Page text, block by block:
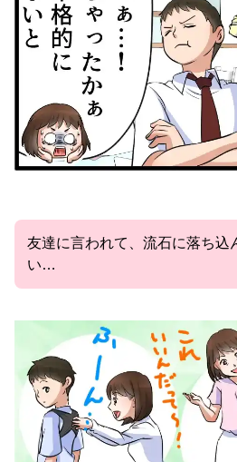
友達に言われて、流石に落ち込
い…